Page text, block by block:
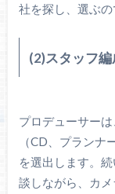
社を探し、選ぶの
(2)スタッフ
プロデューサー
（CD、プランナ
を選出します。
談しながら、カ